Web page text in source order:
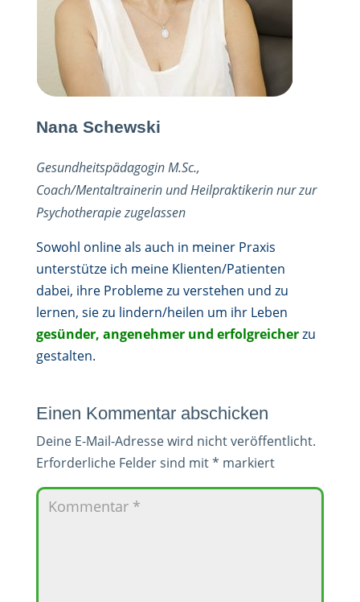
Nana Schewski
Gesundheitspädagogin M.Sc.,
Coach/Mentaltrainerin und Heilpraktikerin nur zur
Psychotherapie zugelassen
Sowohl online als auch in meiner Praxis
unterstütze ich meine Klienten/Patienten
dabei, ihre Probleme zu verstehen und zu
lernen, sie zu lindern/heilen um ihr Leben
gesünder, angenehmer und erfolgreicherzu
gestalten.
Einen Kommentar abschicken
Deine E-Mail-Adresse wird nicht veröffentlicht.
Erforderliche Felder sind mit* markiert